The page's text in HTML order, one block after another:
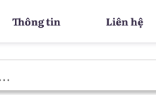
Thông tin Liên hệ